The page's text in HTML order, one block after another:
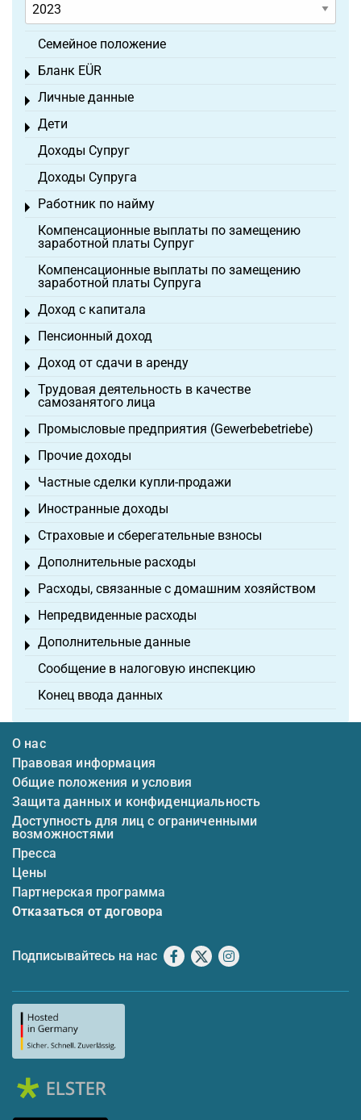
Семейное положение
Бланк EÜR
Toggle menu
Личные данные
Toggle menu
Дети
Toggle menu
Доходы Супруг
Доходы Супруга
Работник по найму
Toggle menu
Компенсационные выплаты по замещению
заработной платы Супруг
Компенсационные выплаты по замещению
заработной платы Супруга
Доход с капитала
Toggle menu
Пенсионный доход
Toggle menu
Доход от сдачи в аренду
Toggle menu
Трудовая деятельность в качестве
самозанятого лица
Toggle menu
Промысловые предприятия (Gewerbebetriebe)
Toggle menu
Прочие доходы
Toggle menu
Частные сделки купли-продажи
Toggle menu
Иностранные доходы
Toggle menu
Страховые и сберегательные взносы
Toggle menu
Дополнительные расходы
Toggle menu
Расходы, связанные с домашним хозяйством
Toggle menu
Непредвиденные расходы
Toggle menu
Дополнительные данные
Toggle menu
Сообщение в налоговую инспекцию
Конец ввода данных
О нас
Правовая информация
Общие положения и условия
Защита данных и конфиденциальность
Доступность для лиц с ограниченными
возможностями
Пресса
Цены
Партнерская программа
Отказаться от договора
Подписывайтесь на нас Facebook
X Instagram